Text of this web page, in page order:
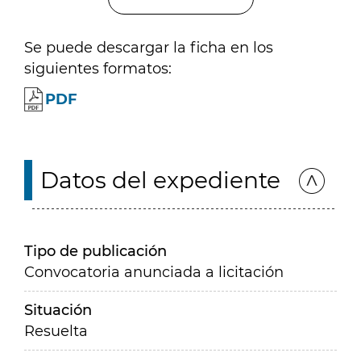
Se puede descargar la ficha en los
siguientes formatos:
PDF
Datos del expediente
Tipo de publicación
Convocatoria anunciada a licitación
Situación
Resuelta